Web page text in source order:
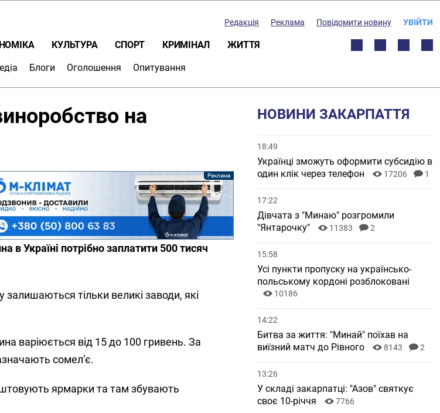
Редакція Реклама Повідомити новину УВІЙТИ
КУЛЬТУРА СПОРТ КРИМІНАЛ ЖИТТЯ
Блоги Оголошення Опитування
на
в Україні потрібно заплатити 500 тисяч
тільки великі заводи, які
варіюється від 15 до 100 гривень. За
сомел’є.
ярмарки та там збувають
НОВИНИ ЗАКАРПАТТЯ
18:49
Українці зможуть оформити субсидію в
один клік через телефон
17206 1
17:22
Дівчата з "Минаю" розгромили
"Янтарочку"
11383 2
15:58
Усі пункти пропуску на українсько-
польському кордоні розблоковані
10186
14:22
Битва за життя: "Минай" поїхав на
виїзний матч до Рівного
8143 2
13:26
У складі закарпатці: "Азов" святкує
своє 10-річчя
7766